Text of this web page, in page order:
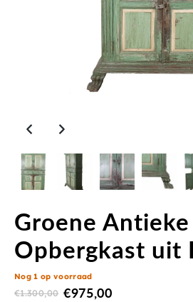
Groene Antieke
Opbergkast uit
Nog 1 op voorraad
€1.300,00 €975,00